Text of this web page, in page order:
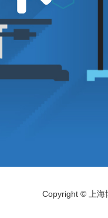
Copyright © 上海